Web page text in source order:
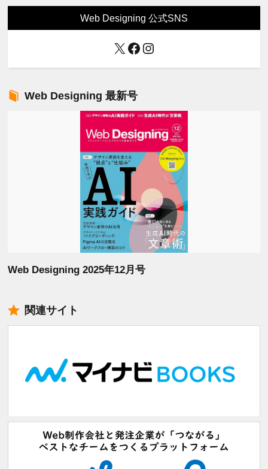
Web Designing 公式SNS
X Facebook
Instagram
Web Designing 最新号
Web Designing 2025年12月号
関連サイト